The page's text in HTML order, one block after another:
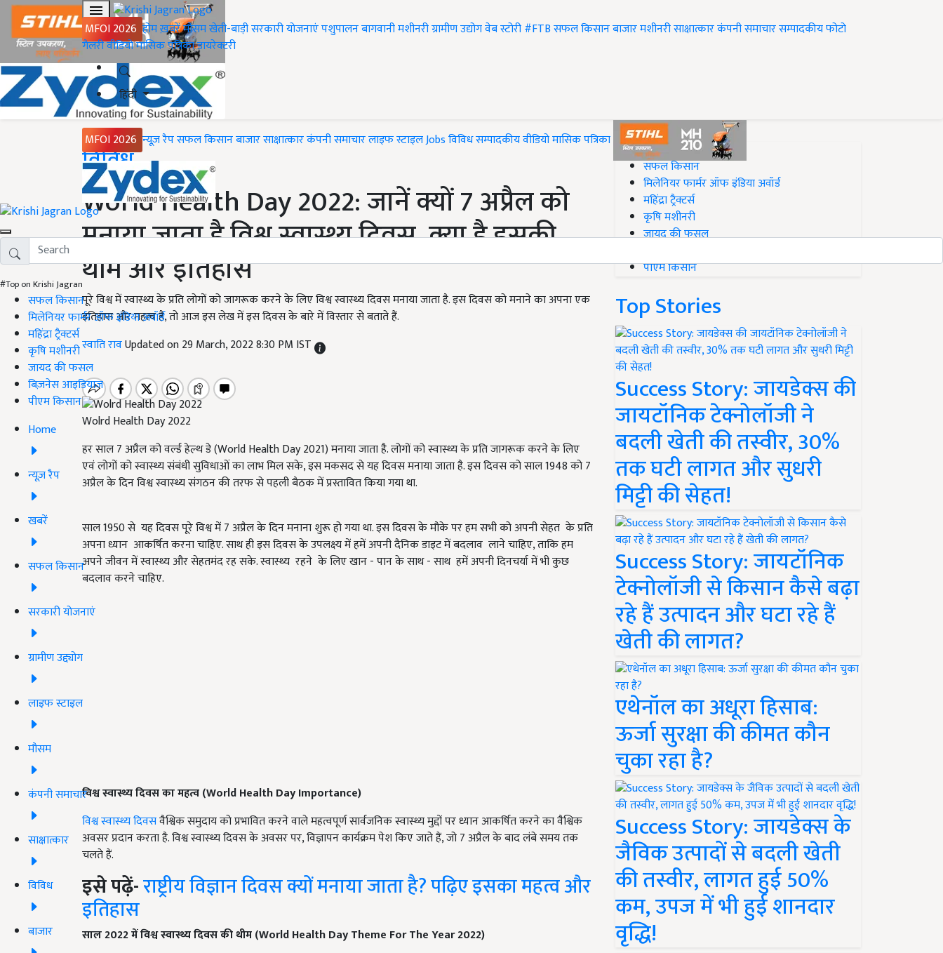
MFOI 2026 होमख़बरेंमौसमखेती-बाड़ीसरकारी योजनाएंपशुपालनबागवानीमशीनरीग्रामीण उद्योगवेब स्टोरी#FTBसफल किसानबाजारमशीनरीसाक्षात्कारकंपनी समाचारसम्पादकीयफोटो
गैलरीवीडियोमासिक पत्रिकाडायरेक्टरी
हिंदी
MFOI 2026 न्यूज़ रैपसफल किसानबाजारसाक्षात्कारकंपनी समाचारलाइफ स्टाइलJobsविविधसम्पादकीयवीडियोमासिक पत्रिका
#Top on Krishi Jagran
सफल किसान
मिलेनियर फार्मर ऑफ इंडिया अवॉर्ड
महिंद्रा ट्रैक्टर्स
कृषि मशीनरी
जायद की फसल
बिज़नेस आइडियाज
पीएम किसान
Home
न्यूज़ रैप
खबरें
सफल किसान
सरकारी योजनाएं
ग्रामीण उद्द्योग
लाइफ स्टाइल
मौसम
कंपनी समाचार
साक्षात्कार
विविध
बाजार
Home
विविध
World Health Day 2022: जानें क्यों 7 अप्रैल को
मनाया जाता है विश्व स्वास्थ्य दिवस, क्या है इसकी
थीम और इतिहास
पूरे विश्व में स्वास्थ्य के प्रति लोगों को जागरूक करने के लिए विश्व स्वास्थ्य दिवस मनाया जाता है. इस दिवस को मनाने का अपना एक
इतिहास और महत्व है, तो आज इस लेख में इस दिवस के बारे में विस्तार से बताते हैं.
स्वाति रावUpdated on 29 March, 2022 8:30 PM IST
Wolrd Health Day 2022
हर साल 7 अप्रैल को वर्ल्ड हेल्थ डे (World Health Day 2021) मनाया जाता है. लोगों को स्वास्थ्य के प्रति जागरूक करने के लिए
एवं लोगों को स्वास्थ्य संबंधी सुविधाओं का लाभ मिल सके, इस मकसद से यह दिवस मनाया जाता है. इस दिवस को साल 1948 को 7
अप्रैल के दिन विश्व स्वास्थ्य संगठन की तरफ से पहली बैठक में प्रस्तावित किया गया था.
साल 1950 से यह दिवस पूरे विश्व में 7 अप्रैल के दिन मनाना शुरू हो गया था. इस दिवस के मौके पर हम सभी को अपनी सेहत के प्रति
अपना ध्यान आकर्षित करना चाहिए. साथ ही इस दिवस के उपलक्ष्य में हमें अपनी दैनिक डाइट में बदलाव लाने चाहिए, ताकि हम
अपने जीवन में स्वास्थ्य और सेहतमंद रह सके. स्वास्थ्य रहने के लिए खान - पान के साथ - साथ हमें अपनी दिनचर्या में भी कुछ
बदलाव करने चाहिए.
विश्व स्वास्थ्य दिवस का महत्व(World Health Day Importance)
विश्व स्वास्थ्य दिवसवैश्विक समुदाय को प्रभावित करने वाले महत्वपूर्ण सार्वजनिक स्वास्थ्य मुद्दों पर ध्यान आकर्षित करने का वैश्विक
अवसर प्रदान करता है. विश्व स्वास्थ्य दिवस के अवसर पर, विज्ञापन कार्यक्रम पेश किए जाते हैं, जो 7 अप्रैल के बाद लंबे समय तक
चलते हैं.
इसे पढ़ें-राष्ट्रीय विज्ञान दिवस क्यों मनाया जाता है? पढ़िए इसका महत्व और
इतिहास
साल 2022 में विश्व स्वास्थ्य दिवस की थीम(World Health Day Theme For The Year 2022)
#Top on Krishi Jagran
सफल किसान
मिलेनियर फार्मर ऑफ इंडिया अवॉर्ड
महिंद्रा ट्रैक्टर्स
कृषि मशीनरी
जायद की फसल
पीएम किसान
Top Stories
Success Story: जायडेक्स की
जायटॉनिक टेक्नोलॉजी ने
बदली खेती की तस्वीर, 30%
तक घटी लागत और सुधरी
मिट्टी की सेहत!
Success Story: जायटॉनिक
टेक्नोलॉजी से किसान कैसे बढ़ा
रहे हैं उत्पादन और घटा रहे हैं
खेती की लागत?
एथेनॉल का अधूरा हिसाब:
ऊर्जा सुरक्षा की कीमत कौन
चुका रहा है?
Success Story: जायडेक्स के
जैविक उत्पादों से बदली खेती
की तस्वीर, लागत हुई 50%
कम, उपज में भी हुई शानदार
वृद्धि!